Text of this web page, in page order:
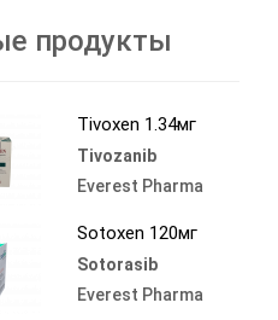
(772)
продукты
Tivoxen 1.34мг
Tivozanib
Everest Pharma
Sotoxen 120мг
Sotorasib
Everest Pharma